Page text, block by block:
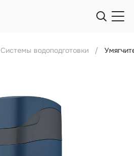
Системы водоподготовки